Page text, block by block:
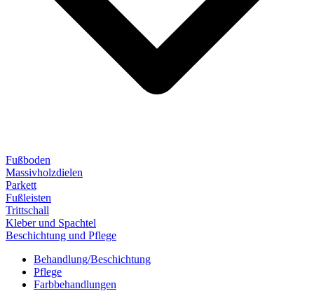
Fußboden
Massivholzdielen
Parkett
Fußleisten
Trittschall
Kleber und Spachtel
Beschichtung und Pflege
Behandlung/Beschichtung
Pflege
Farbbehandlungen